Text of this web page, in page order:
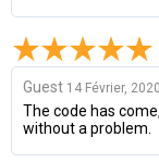
Guest 14 Février, 2020
The code has
without a problem.